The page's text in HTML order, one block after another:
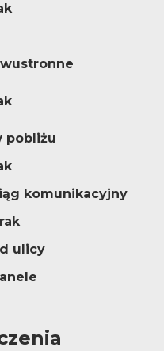
pobliżu
komunikacyjny
ulicy